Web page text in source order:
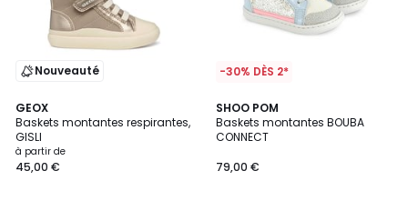
Nouveauté
GEOX
Baskets montantes respirantes,
GISLI
à partir de
45,00 €
-30% DÈS 2*
SHOO POM
Baskets montantes BOUBA
CONNECT
79,00 €